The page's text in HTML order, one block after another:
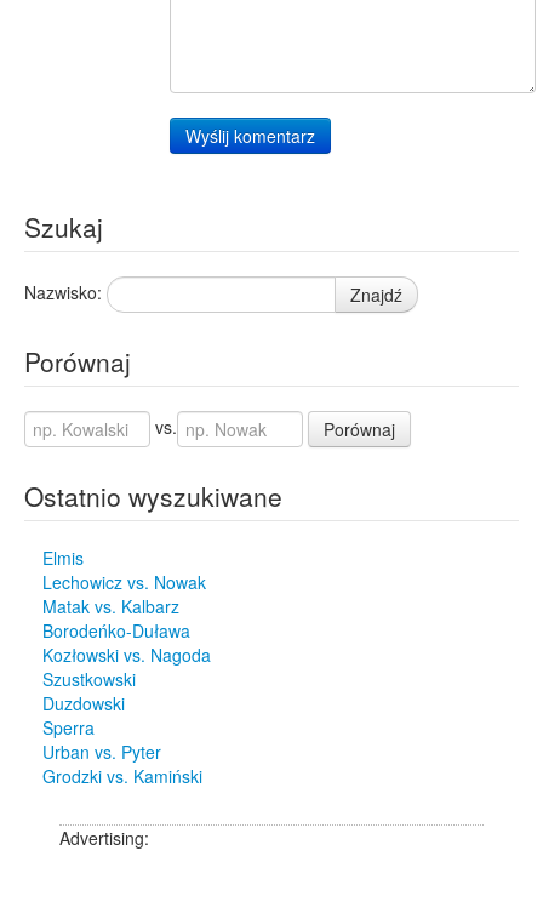
Wyślij komentarz
Szukaj
Nazwisko: Znajdź
Porównaj
vs. Porównaj
Ostatnio wyszukiwane
Elmis
Lechowicz vs. Nowak
Matak vs. Kalbarz
Borodeńko-Duława
Kozłowski vs. Nagoda
Szustkowski
Duzdowski
Sperra
Urban vs. Pyter
Grodzki vs. Kamiński
Advertising: